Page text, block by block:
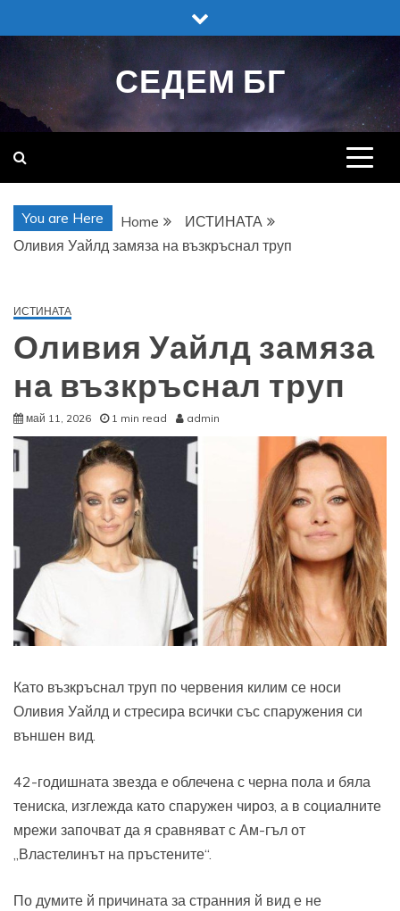
to
СЕДЕМ БГ
You are Here Home
ИСТИНАТА
Оливия Уайлд замяза на възкръснал труп
ИСТИНАТА
Оливия Уайлд замяза
на възкръснал труп
май 11, 2026 1 min read admin
Като възкръснал труп по червения килим се носи
Оливия Уайлд и стресира всички със спаружения си
външен вид.
42-годишната звезда е облечена с черна пола и бяла
тениска, изглежда като спаружен чироз, а в социалните
мрежи започват да я сравняват с Ам-гъл от
„Властелинът на пръстените“.
По думите й причината за странния й вид е не